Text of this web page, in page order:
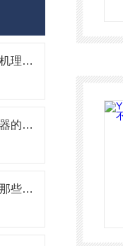
不锈钢多袋式过滤器的分流机理与大通量固液分离实践
了解一下不锈钢多袋式过滤器的工作原理及特点吧
不锈钢多袋式过滤器主要有那些特性呢